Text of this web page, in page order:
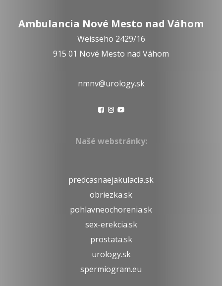
Ambulancia Nové Mesto nad Váhom
Weisseho 2429/16
915 01 Nové Mesto nad Váhom
nmnv@urology.sk
Našé webstránky:
predcasnaejakulacia.sk
obriezka.sk
pohlavneochorenia.sk
sex-erekcia.sk
prostata.sk
urology.sk
spermiogram.eu